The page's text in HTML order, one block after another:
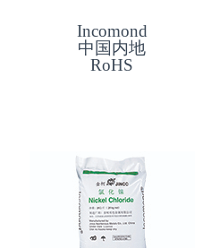
Incomond
中国内地
RoHS